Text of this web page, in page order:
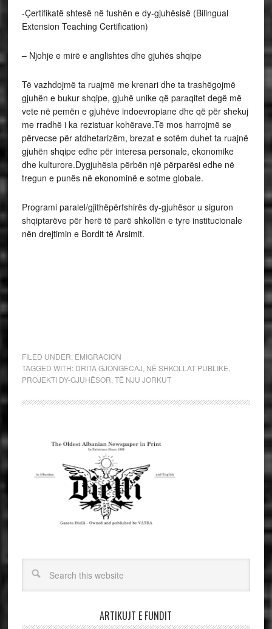
-Çertifikatë shtesë në fushën e dy-gjuhësisë (Bilingual
Extension Teaching Certification)
– Njohje e mirë e anglishtes dhe gjuhës shqipe
Të vazhdojmë ta ruajmë me krenari dhe ta trashëgojmë
gjuhën e bukur shqipe, gjuhë unike që paraqitet degë më
vete në pemën e gjuhëve indoevropiane dhe që për shekuj
me rradhë i ka rezistuar kohërave.Të mos harrojmë se
përvecse për atdhetarizëm, brezat e sotëm duhet ta ruajnë
gjuhën shqipe edhe për interesa personale, ekonomike
dhe kulturore.Dygjuhësia përbën një përparësi edhe në
tregun e punës në ekonominë e sotme globale.
Programi paralel/gjithëpërfshirës dy-gjuhësor u siguron
shqiptarëve për herë të parë shkollën e tyre institucionale
nën drejtimin e Bordit të Arsimit.
FILED UNDER: EMIGRACION
TAGGED WITH: DRITA GJONGECAJ NË SHKOLLAT PUBLIKE
PROJEKTI DY-GJUHËSOR TË NJU JORKUT
ARTIKUJT E FUNDIT